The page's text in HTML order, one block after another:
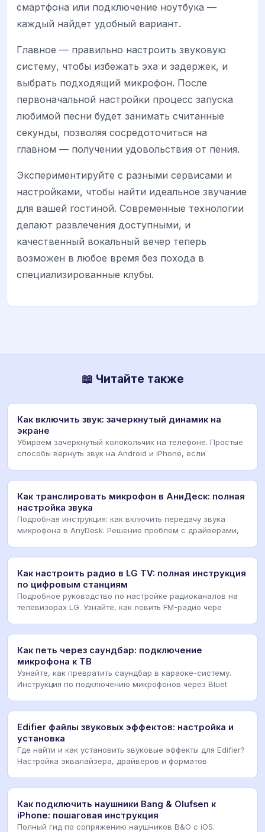
смартфона или подключение ноутбука —
каждый найдет удобный вариант.
Главное — правильно настроить звуковую
систему, чтобы избежать эха и задержек, и
выбрать подходящий микрофон. После
первоначальной настройки процесс запуска
любимой песни будет занимать считанные
секунды, позволяя сосредоточиться на
главном — получении удовольствия от пения.
Экспериментируйте с разными сервисами и
настройками, чтобы найти идеальное звучание
для вашей гостиной. Современные технологии
делают развлечения доступными, и
качественный вокальный вечер теперь
возможен в любое время без похода в
специализированные клубы.
📖 Читайте также
Как включить звук: зачеркнутый динамик на
экране
Убираем зачеркнутый колокольчик на телефоне. Простые
способы вернуть звук на Android и iPhone, если
Как транслировать микрофон в АниДеск: полная
настройка звука
Подробная инструкция: как включить передачу звука
микрофона в AnyDesk. Решение проблем с драйверами,
Как настроить радио в LG TV: полная инструкция
по цифровым станциям
Подробное руководство по настройке радиоканалов на
телевизорах LG. Узнайте, как ловить FM-радио чере
Как петь через саундбар: подключение
микрофона к ТВ
Узнайте, как превратить саундбар в караоке-систему.
Инструкция по подключению микрофонов через Bluet
Edifier файлы звуковых эффектов: настройка и
установка
Где найти и как установить звуковые эффекты для Edifier?
Настройка эквалайзера, драйверов и форматов
Как подключить наушники Bang & Olufsen к
iPhone: пошаговая инструкция
Полный гид по сопряжению наушников B&O с iOS.